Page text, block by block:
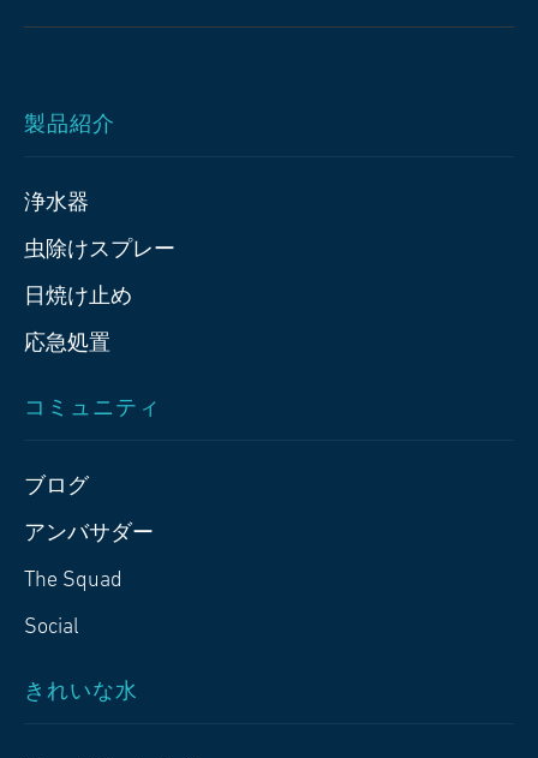
製品紹介
浄水器
虫除けスプレー
日焼け止め
応急処置
コミュニティ
ブログ
アンバサダー
The Squad
Social
きれいな水